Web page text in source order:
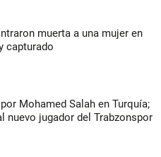
muerta a una mujer en
capturado
Mohamed Salah en Turquía;
nuevo jugador del Trabzonspor